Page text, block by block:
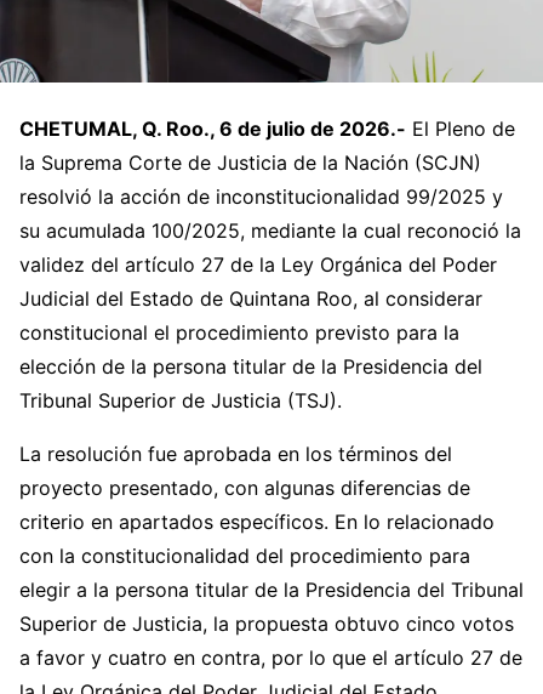
CHETUMAL, Q. Roo., 6 de julio de 2026.- El Pleno de
la Suprema Corte de Justicia de la Nación (SCJN)
resolvió la acción de inconstitucionalidad 99/2025 y
su acumulada 100/2025, mediante la cual reconoció la
validez del artículo 27 de la Ley Orgánica del Poder
Judicial del Estado de Quintana Roo, al considerar
constitucional el procedimiento previsto para la
elección de la persona titular de la Presidencia del
Tribunal Superior de Justicia (TSJ).
La resolución fue aprobada en los términos del
proyecto presentado, con algunas diferencias de
criterio en apartados específicos. En lo relacionado
con la constitucionalidad del procedimiento para
elegir a la persona titular de la Presidencia del Tribunal
Superior de Justicia, la propuesta obtuvo cinco votos
a favor y cuatro en contra, por lo que el artículo 27 de